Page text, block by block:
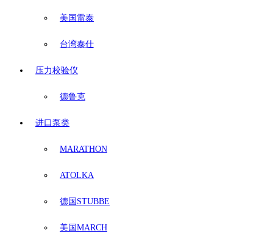
美国雷泰
台湾泰仕
压力校验仪
德鲁克
进口泵类
MARATHON
ATOLKA
德国STUBBE
美国MARCH